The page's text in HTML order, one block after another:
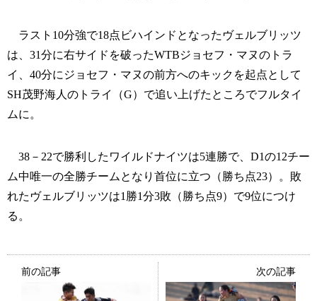
ラスト10分強で18点ビハインドとなったヴェルブリッツ
は、31分に右サイドを破ったWTBジョセフ・マヌのトラ
イ、40分にジョセフ・マヌの前方へのキックを起点として
SH茂野海人のトライ（G）で追い上げたところでフルタイ
ムに。
38－22で勝利したワイルドナイツは5連勝で、D1の12チー
ム中唯一の全勝チームとなり首位に立つ（勝ち点23）。敗
れたヴェルブリッツは1勝1分3敗（勝ち点9）で9位につけ
る。
前の記事 次の記事